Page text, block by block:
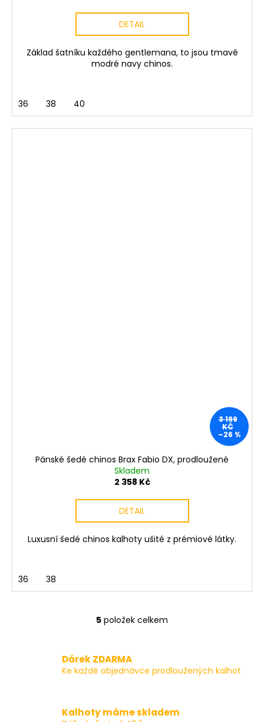
DETAIL
Základ šatníku každého gentlemana, to jsou tmavě
modré navy chinos.
36 38 40
3 199
KČ
–26 %
Pánské šedé chinos Brax Fabio DX, prodloužené
Skladem
2 358 Kč
DETAIL
Luxusní šedé chinos kalhoty ušité z prémiové látky.
36 38
O
á
d
í
5 položek celkem
Dárek ZDARMA
Ke každé objednávce prodloužených kalhot
Kalhoty máme skladem